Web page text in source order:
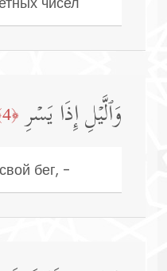
وَٱلَّیۡلِ إِذَا یَسۡرِ ﴿4﴾
бег, -